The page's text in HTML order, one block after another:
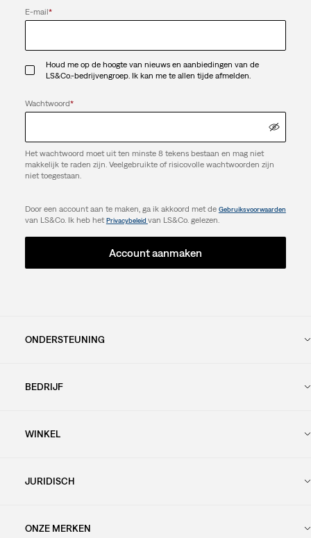
E-mail*
Houd me op de hoogte van nieuws en aanbiedingen van de
LS&Co.-bedrijvengroep. Ik kan me te allen tijde afmelden.
Wachtwoord*
Het wachtwoord moet uit ten minste 8 tekens bestaan en mag niet
makkelijk te raden zijn. Veelgebruikte of risicovolle wachtwoorden zijn
niet toegestaan.
Door een account aan te maken, ga ik akkoord met de Gebruiksvoorwaarden
van LS&Co. Ik heb hetPrivacybeleid van LS&Co. gelezen.
Account aanmaken
ONDERSTEUNING
BEDRIJF
WINKEL
JURIDISCH
ONZE MERKEN